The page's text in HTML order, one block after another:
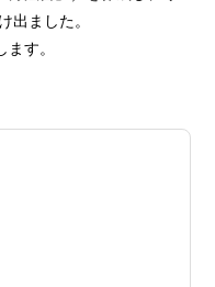
出ました。
す。